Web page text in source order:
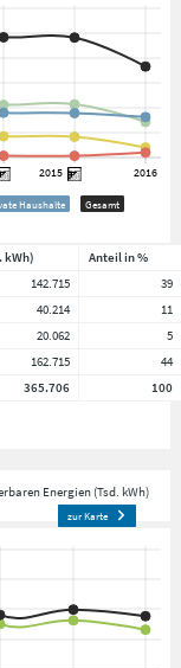
Haushalte
Gesamt
kWh)
Anteil in %
142.715
39
40.214
11
20.062
5
162.715
44
365.706 100
Energien (Tsd. kWh)
zur Karte